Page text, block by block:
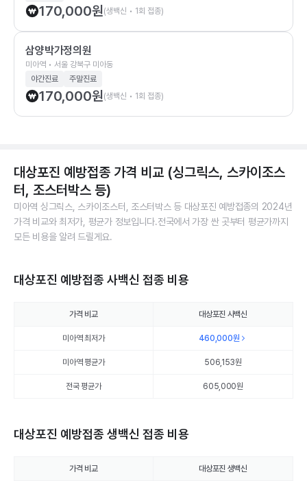
170,000원(생백신 • 1회 접종)
삼양박가정의원
미아역 • 서울 강북구 미아동
야간진료
주말진료
170,000원(생백신 • 1회 접종)
대상포진 예방접종 가격 비교 (싱그릭스, 스카이조스
터, 조스터박스 등)
미아역 싱그릭스, 스카이조스터, 조스터박스 등 대상포진 예방접종의 2024년
가격 비교와 최저가, 평균가 정보입니다.전국에서 가장 싼 곳부터 평균가까지
모든 비용을 알려 드릴게요.
대상포진 예방접종 사백신 접종 비용
가격 비교 대상포진 사백신
미아역 최저가 460,000원
미아역 평균가 506,153원
전국 평균가 605,000원
대상포진 예방접종 생백신 접종 비용
가격 비교 대상포진 생백신